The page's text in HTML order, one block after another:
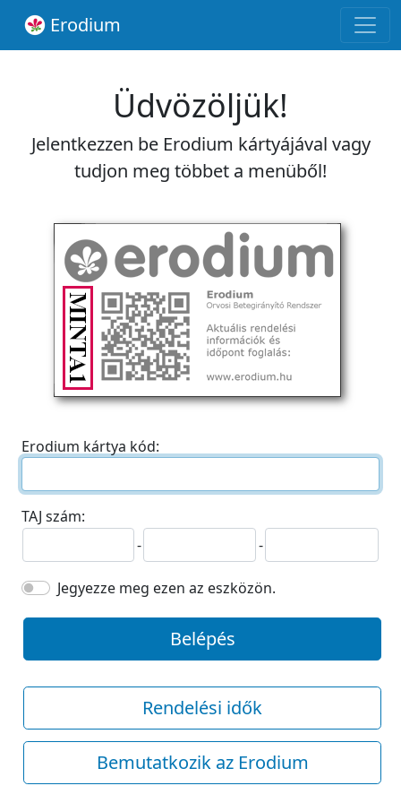
Erodium
Üdvözöljük!
Jelentkezzen be Erodium kártyájával vagy
tudjon meg többet a menüből!
Erodium kártya kód:
TAJ szám:
-
-
Jegyezze meg ezen az eszközön.
Belépés
Rendelési idők
Bemutatkozik az Erodium